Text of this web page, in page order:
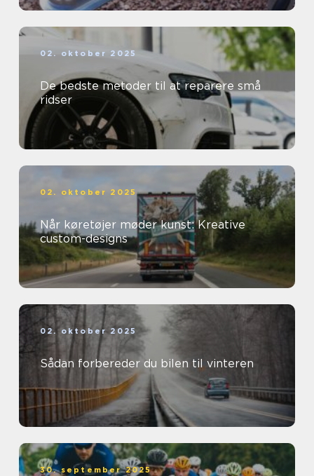
02. oktober 2025
De bedste metoder til at reparere små
ridser
02. oktober 2025
Når køretøjer møder kunst: Kreative
custom-designs
02. oktober 2025
Sådan forbereder du bilen til vinteren
30. september 2025